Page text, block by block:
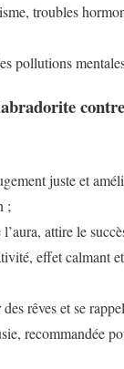
troubles
pollutions
juste et
;
attire le
effet calmant
rêves et se
recommandée